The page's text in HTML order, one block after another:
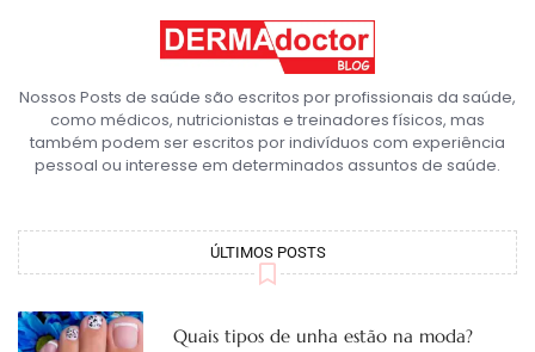
Nossos Posts de saúde são escritos por profissionais da saúde,
como médicos, nutricionistas e treinadores físicos, mas
também podem ser escritos por indivíduos com experiência
pessoal ou interesse em determinados assuntos de saúde.
ÚLTIMOS POSTS
Quais tipos de unha estão na moda?